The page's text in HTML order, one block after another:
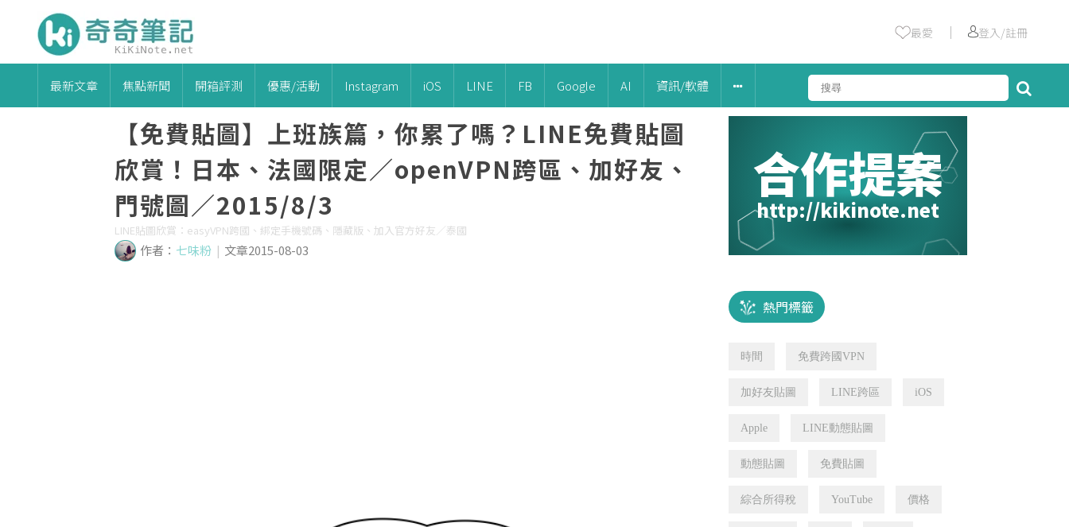
最愛 ｜ 登入/註冊
最新文章 焦點新聞 開箱評測 優惠/活動 Instagram iOS LINE FB Google AI 資訊/軟體
合作提案
http://kikinote.net
熱門標籤
時間 免費跨國VPN
加好友貼圖 LINE跨區 iOS
Apple LINE動態貼圖
動態貼圖 免費貼圖
綜合所得稅 YouTube 價格
【免費貼圖】上班族篇，你累了嗎？LINE免費貼圖
欣賞！日本、法國限定／openVPN跨區、加好友、
門號圖／2015/8/3
LINE貼圖欣賞：easyVPN跨國、綁定手機號碼、隱藏版、加入官方好友／泰國
作者： 七味粉 | 文章2015-08-03